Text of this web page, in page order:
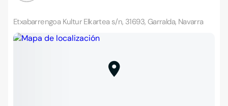
Etxabarrengoa Kultur Elkartea s/n, 31693, Garralda, Navarra